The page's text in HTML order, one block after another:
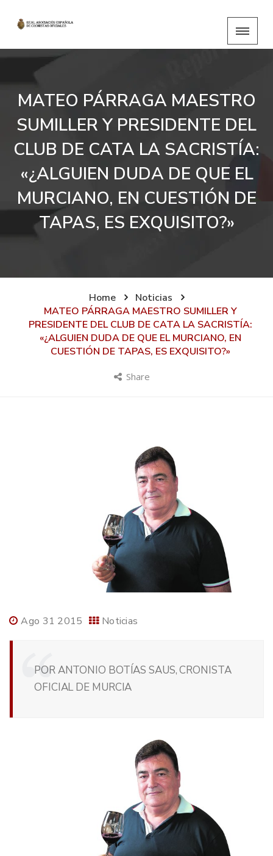
MATEO PÁRRAGA MAESTRO
SUMILLER Y PRESIDENTE DEL
CLUB DE CATA LA SACRISTÍA:
«¿ALGUIEN DUDA DE QUE EL
MURCIANO, EN CUESTIÓN DE
TAPAS, ES EXQUISITO?»
Home
Noticias
MATEO PÁRRAGA MAESTRO SUMILLER Y
PRESIDENTE DEL CLUB DE CATA LA SACRISTÍA:
«¿ALGUIEN DUDA DE QUE EL MURCIANO, EN
CUESTIÓN DE TAPAS, ES EXQUISITO?»
Share
Ago 31 2015 Noticias
POR ANTONIO BOTÍAS SAUS, CRONISTA
OFICIAL DE MURCIA